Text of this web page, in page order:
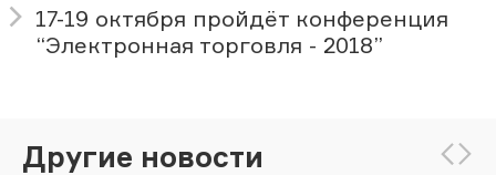
17-19 октября пройдёт конференция
“Электронная торговля - 2018”
Другие новости